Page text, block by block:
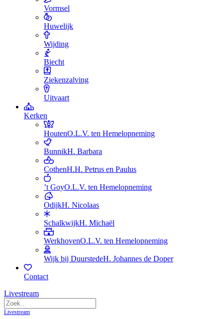
Vormsel
Huwelijk
Wijding
Biecht
Ziekenzalving
Uitvaart
Kerken
HoutenO.L.V. ten Hemelopneming
BunnikH. Barbara
CothenH.H. Petrus en Paulus
’t GoyO.L.V. ten Hemelopneming
OdijkH. Nicolaas
SchalkwijkH. Michaël
WerkhovenO.L.V. ten Hemelopneming
Wijk bij DuurstedeH. Johannes de Doper
Contact
Livestream
Livestream